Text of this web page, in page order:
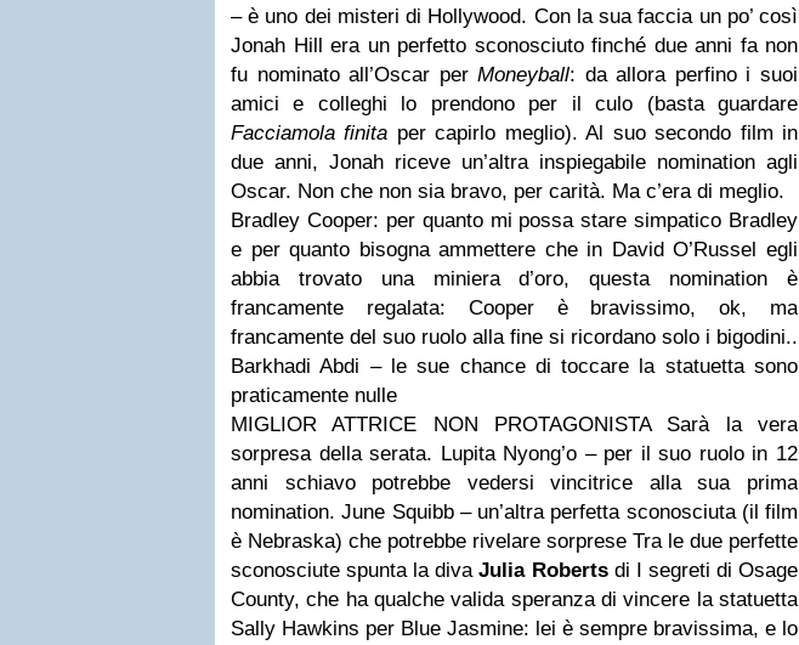
– è uno dei misteri di Hollywood. Con la sua faccia un po’ così
Jonah Hill era un perfetto sconosciuto finché due anni fa non
fu nominato all’Oscar perMoneyball: da allora perfino i suoi
amici e colleghi lo prendono per il culo (basta guardare
Facciamola finita per capirlo meglio). Al suo secondo film in
due anni, Jonah riceve un’altra inspiegabile nomination agli
Oscar. Non che non sia bravo, per carità. Ma c’era di meglio.
Bradley Cooper: per quanto mi possa stare simpatico Bradley
e per quanto bisogna ammettere che in David O’Russel egli
abbia trovato una miniera d’oro, questa nomination è
francamente regalata: Cooper è bravissimo, ok, ma
francamente del suo ruolo alla fine si ricordano solo i bigodini..
Barkhadi Abdi – le sue chance di toccare la statuetta sono
praticamente nulle
MIGLIOR ATTRICE NON PROTAGONISTA
Sarà la vera
sorpresa della serata. Lupita Nyong’o – per il suo ruolo in 12
anni schiavo potrebbe vedersi vincitrice alla sua prima
nomination. June Squibb – un’altra perfetta sconosciuta (il film
è Nebraska) che potrebbe rivelare sorprese Tra le due perfette
sconosciute spunta la divaJulia Robertsdi I segreti di Osage
County, che ha qualche valida speranza di vincere la statuetta
Sally Hawkins per Blue Jasmine: lei è sempre bravissima, e lo